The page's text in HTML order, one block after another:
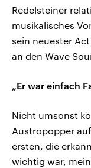
Redelsteiner
musikalisches
sein neuester
an den Wave
„Er war einfach
Nicht umsonst
Austropopper
ersten, die
wichtig war,